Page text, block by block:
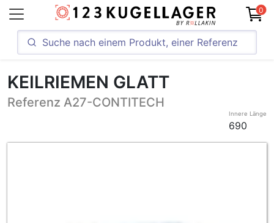
0
KEILRIEMEN GLATT
Referenz A27-CONTITECH
Innere Länge
690